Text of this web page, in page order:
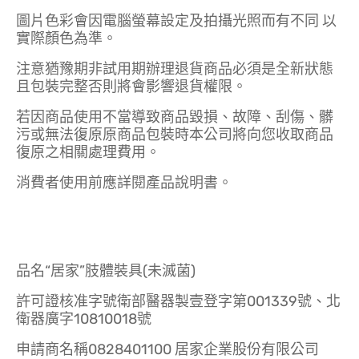
圖片色彩會因電腦螢幕設定及拍攝光照而有不同 以
實際顏色為準。
注意猶豫期非試用期辦理退貨商品必須是全新狀態
且包裝完整否則將會影響退貨權限。
若因商品使用不當導致商品毀損、故障、刮傷、髒
污或無法復原原商品包裝時本公司將向您收取商品
復原之相關處理費用。
消費者使用前應詳閱產品說明書。
品名“居家”肢體裝具(未滅菌)
許可證核准字號衛部醫器製壹登字第001339號、北
衛器廣字10810018號
申請商名稱0828401100 居家企業股份有限公司